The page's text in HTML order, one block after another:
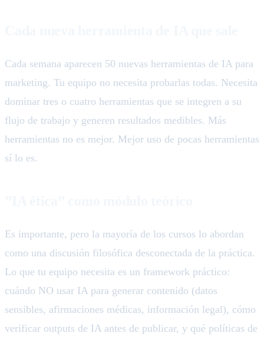
Cada semana aparecen 50 nuevas herramientas de IA para
marketing. Tu equipo no necesita probarlas todas. Necesita
dominar tres o cuatro herramientas que se integren a su
flujo de trabajo y generen resultados medibles. Más
herramientas no es mejor. Mejor uso de pocas herramientas
sí lo es.
Es importante, pero la mayoría de los cursos lo abordan
como una discusión filosófica desconectada de la práctica.
Lo que tu equipo necesita es un framework práctico:
cuándo NO usar IA para generar contenido (datos
sensibles, afirmaciones médicas, información legal), cómo
verificar outputs de IA antes de publicar, y qué políticas de